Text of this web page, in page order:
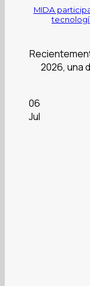
MIDA
2026, una
06
Jul